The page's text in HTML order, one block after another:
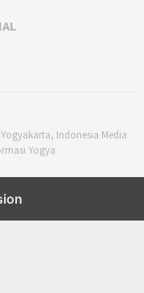
Indonesia Media
Yogya